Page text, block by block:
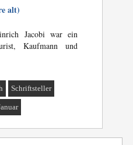
alt)
Jacobi war ein
Kaufmann und
Schriftsteller